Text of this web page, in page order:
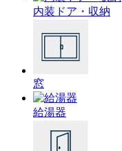
内装ドア・収納
窓
給湯器